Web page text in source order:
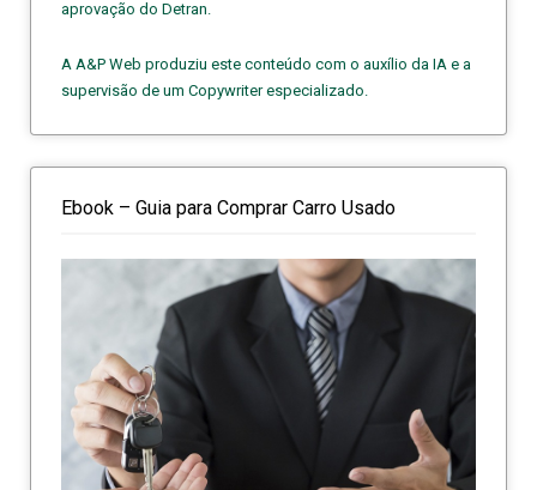
aprovação do Detran.
A A&P Web produziu este conteúdo com o auxílio da IA e a
supervisão de um Copywriter especializado.
Ebook – Guia para Comprar Carro Usado